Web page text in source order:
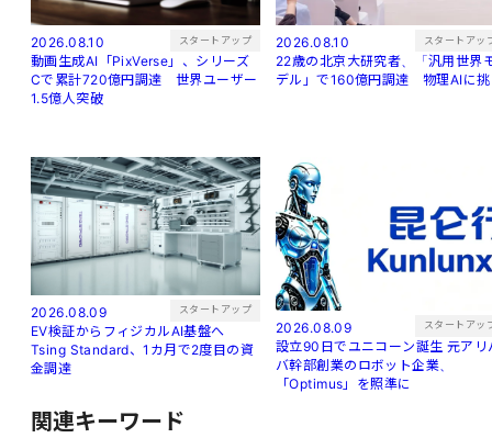
2026.08.10 スタートアップ
動画生成AI「PixVerse」、シリーズ
Cで累計720億円調達 世界ユーザー
1.5億人突破
2026.08.10 スタートアッ
22歳の北京大研究者、「汎用世界
デル」で160億円調達 物理AIに
2026.08.09 スタートアップ
EV検証からフィジカルAI基盤へ
Tsing Standard、1カ月で2度目の資
金調達
2026.08.09 スタートアッ
設立90日でユニコーン誕生 元アリバ
バ幹部創業のロボット企業、
「Optimus」を照準に
関連キーワード